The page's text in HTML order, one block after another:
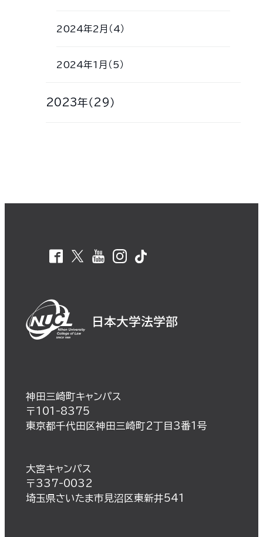
2024年2月（4）
2024年1月（5）
2023年（29）
神田三崎町キャンパス
〒101-8375
東京都千代田区神田三崎町2丁目3番1号
大宮キャンパス
〒337-0032
埼玉県さいたま市見沼区東新井541